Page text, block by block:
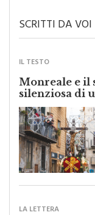
SCRITTI DA VOI
IL TESTO
Monreale e il
silenziosa di